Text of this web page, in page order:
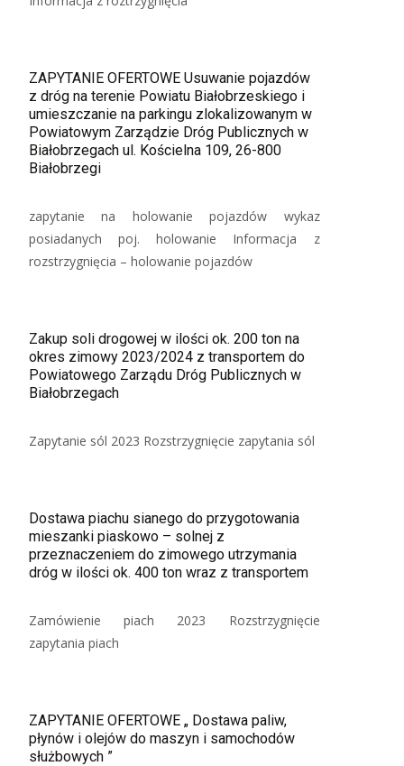
ZAPYTANIE OFERTOWE Usuwanie pojazdów
z dróg na terenie Powiatu Białobrzeskiego i
umieszczanie na parkingu zlokalizowanym w
Powiatowym Zarządzie Dróg Publicznych w
Białobrzegach ul. Kościelna 109, 26-800
Białobrzegi
zapytanie na holowanie pojazdów wykaz
posiadanych poj. holowanie Informacja z
rozstrzygnięcia – holowanie pojazdów
Zakup soli drogowej w ilości ok. 200 ton na
okres zimowy 2023/2024 z transportem do
Powiatowego Zarządu Dróg Publicznych w
Białobrzegach
Zapytanie sól 2023 Rozstrzygnięcie zapytania sól
Dostawa piachu sianego do przygotowania
mieszanki piaskowo – solnej z
przeznaczeniem do zimowego utrzymania
dróg w ilości ok. 400 ton wraz z transportem
Zamówienie piach 2023 Rozstrzygnięcie
zapytania piach
ZAPYTANIE OFERTOWE „ Dostawa paliw,
płynów i olejów do maszyn i samochodów
służbowych ”